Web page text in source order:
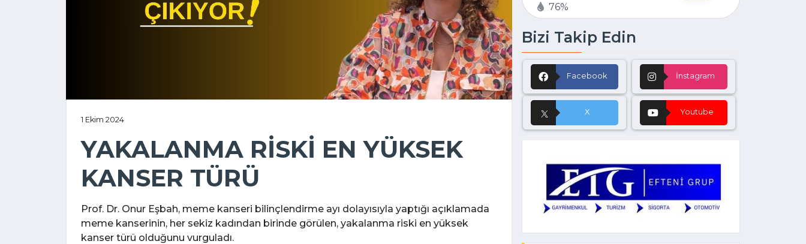
1 Ekim 2024
YAKALANMA RİSKİ EN YÜKSEK
KANSER TÜRÜ
Prof. Dr. Onur Eşbah, meme kanseri bilinçlendirme ayı dolayısıyla yaptığı açıklamada
meme kanserinin, her sekiz kadından birinde görülen, yakalanma riski en yüksek
kanser türü olduğunu vurguladı.
76%
Bizi Takip Edin
Facebook İnstagram
X Youtube